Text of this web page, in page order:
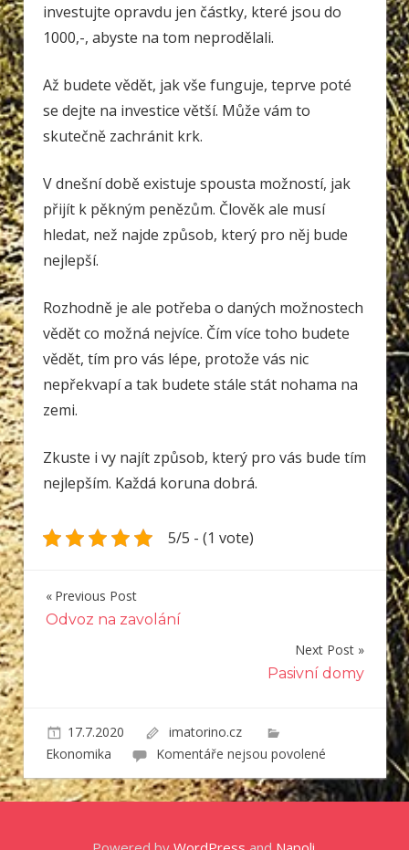
investujte opravdu jen částky, které jsou do
1000,-, abyste na tom neprodělali.
Až budete vědět, jak vše funguje, teprve poté
se dejte na investice větší. Může vám to
skutečně zachránit krk.
V dnešní době existuje spousta možností, jak
přijít k pěkným penězům. Člověk ale musí
hledat, než najde způsob, který pro něj bude
nejlepší.
Rozhodně je ale potřeba o daných možnostech
vědět co možná nejvíce. Čím více toho budete
vědět, tím pro vás lépe, protože vás nic
nepřekvapí a tak budete stále stát nohama na
zemi.
Zkuste i vy najít způsob, který pro vás bude tím
nejlepším. Každá koruna dobrá.
5/5 - (1 vote)
Navigace
Previous Post
Odvoz na zavolání
Next Post
Pasivní domy
17.7.2020
imatorino.cz
Ekonomika
Komentáře nejsou povolenéu
textu
s